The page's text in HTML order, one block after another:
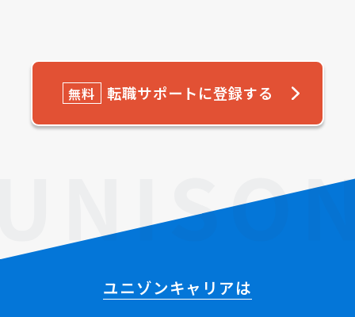
無料 転職サポートに登録する
ユニゾンキャリアは